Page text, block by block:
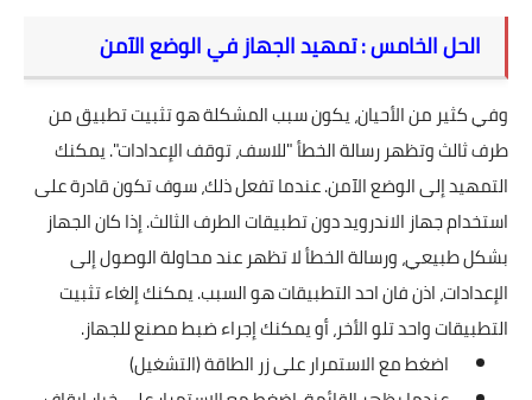
الحل الخامس : تمهيد الجهاز في الوضع الآمن
وفي كثير من الأحيان، يكون سبب المشكلة هو تثبيت تطبيق من
طرف ثالث وتظهر رسالة الخطأ "للاسف، توقف الإعدادات". يمكنك
التمهيد إلى الوضع الآمن. عندما تفعل ذلك، سوف تكون قادرة على
استخدام جهاز الاندرويد دون تطبيقات الطرف الثالث. إذا كان الجهاز
بشكل طبيعي، ورسالة الخطأ لا تظهر عند محاولة الوصول إلى
الإعدادات، اذن فان احد التطبيقات هو السبب. يمكنك إلغاء تثبيت
التطبيقات واحد تلو الأخر، أو يمكنك إجراء ضبط مصنع للجهاز.
اضغط مع الاستمرار على زر الطاقة (التشغيل)